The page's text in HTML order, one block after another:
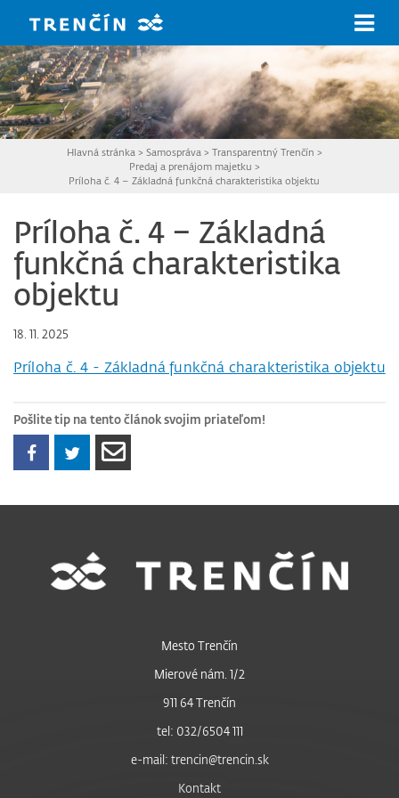
Hlavná stránka > Samospráva > Transparentný Trenčín >
Predaj a prenájom majetku >
Príloha č. 4 – Základná funkčná charakteristika objektu
Príloha č. 4 – Základná
funkčná charakteristika
objektu
18. 11. 2025
Príloha č. 4 - Základná funkčná charakteristika objektu
Pošlite tip na tento článok svojim priateľom!
Mesto Trenčín
Mierové nám. 1/2
911 64 Trenčín
tel: 032/6504 111
e-mail: trencin@trencin.sk
Kontakt